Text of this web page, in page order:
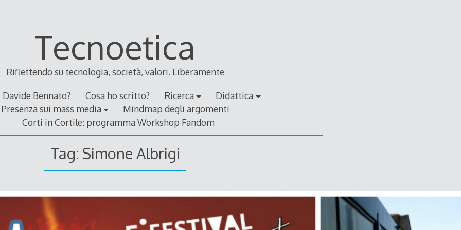
Tecnoetica
Riflettendo su tecnologia, società, valori. Liberamente
Davide Bennato? Cosa ho scritto? Ricerca
Didattica
Presenza sui mass media
Mindmap degli argomenti
Corti in Cortile: programma Workshop Fandom
Tag: Simone Albrigi